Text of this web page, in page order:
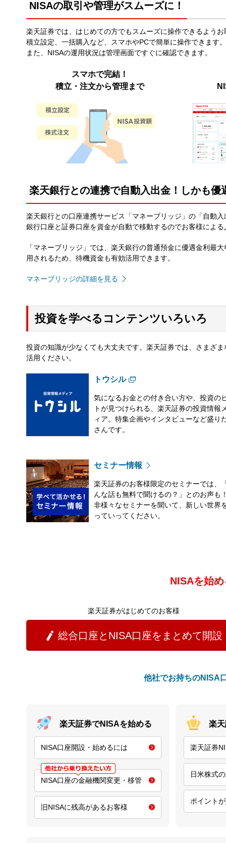
NISAの取引や管理がスムーズに！
楽天証券では、はじめての方でもスムーズに操作できるよう
積立設定、一括購入など、スマホやPCで簡単に操作できます。
また、NISAの運用状況は管理画面ですぐに確認できます。
スマホで完結！
積立・注文から管理まで
楽天銀行との連携で自動入出金！しかも優
楽天銀行との口座連携サービス「マネーブリッジ」の「自動
銀行口座と証券口座を資金が自動で移動するのでお客様によ
「マネーブリッジ」では、楽天銀行の普通預金に優遇金利最
用されるため、待機資金も有効活用できます。
マネーブリッジの詳細を見る
投資を学べるコンテンツいろいろ
投資の知識が少なくても大丈夫です。楽天証券では、さまざ
活用ください。
トウシル
気になるお金との付き合い方や、投資の
トが見つけられる、楽天証券の投資情報
ィア。特集企画やインタビューなど盛り
さんです。
セミナー情報
楽天証券のお客様限定のセミナーでは、
んな話も無料で聞けるの？」とのお声も
非様々なセミナーを聞いて、新しい世界
っていってください。
NISAを始
楽天証券がはじめてのお客様
 総合口座とNISA口座をまとめて開設
他社でお持ちのNISA
楽天証券でNISAを始める
NISA口座開設・始めるには
NISA口座の金融機関変更・移管
旧NISAに残高があるお客様
楽
楽天証券
日米株式
ポイント